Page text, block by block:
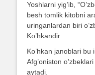
Yoshlarni yig’ib,
besh tomlik kitobni
uringanlardan biri
Ko’hkandir.
Ko’hkan janoblari
Afg’oniston
aytadi.